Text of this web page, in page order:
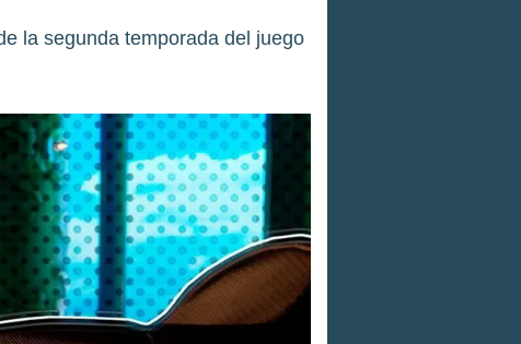
la segunda temporada del juego